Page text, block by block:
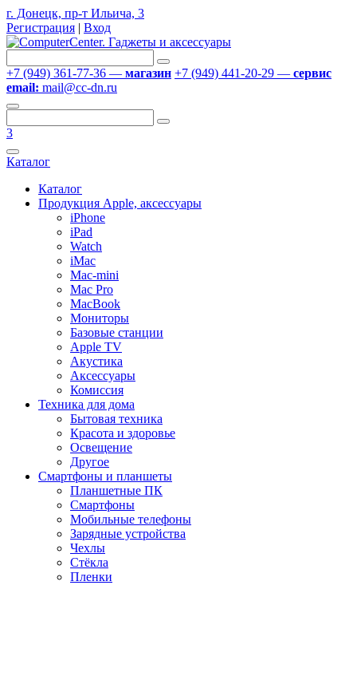
г. Донецк, пр-т Ильича, 3
Регистрация | Вход
+7 (949) 361-77-36 — магазин +7 (949) 441-20-29 — сервис
email: mail@cc-dn.ru
3
Каталог
Каталог
Продукция Apple, аксессуары
iPhone
iPad
Watch
iMac
Mac-mini
Mac Pro
MacBook
Мониторы
Базовые станции
Apple TV
Акустика
Аксессуары
Комиссия
Техника для дома
Бытовая техника
Красота и здоровье
Освещение
Другое
Смартфоны и планшеты
Планшетные ПК
Смартфоны
Мобильные телефоны
Зарядные устройства
Чехлы
Стёкла
Пленки